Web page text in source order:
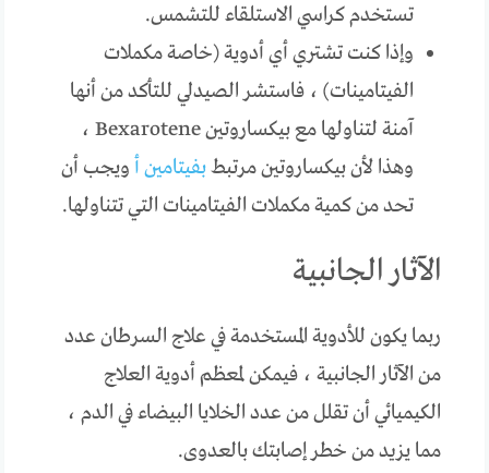
تستخدم كراسي الاستلقاء للتشمس.
وإذا كنت تشتري أي أدوية (خاصة مكملات
الفيتامينات) ، فاستشر الصيدلي للتأكد من أنها
آمنة لتناولها مع بيكساروتين Bexarotene ،
وهذا لأن بيكساروتين مرتبطبفيتامين أ ويجب أن
تحد من كمية مكملات الفيتامينات التي تتناولها.
الآثار الجانبية
ربما يكون للأدوية المستخدمة في علاج السرطان عدد
من الآثار الجانبية ، فيمكن لمعظم أدوية العلاج
الكيميائي أن تقلل من عدد الخلايا البيضاء في الدم ،
مما يزيد من خطر إصابتك بالعدوى.